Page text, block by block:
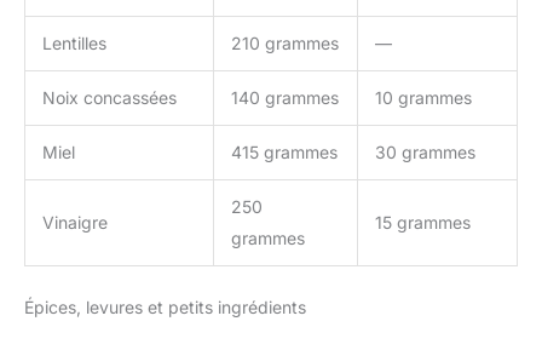
Lentilles 210 grammes —
Noix concassées 140 grammes 10 grammes
Miel 415 grammes 30 grammes
Vinaigre
250
grammes
15 grammes
Épices, levures et petits ingrédients